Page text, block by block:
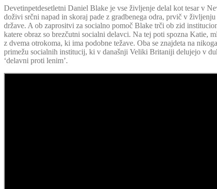
Devetinpetdesetletni Daniel Blake je vse življenje delal kot tesar v
doživi srčni napad in skoraj pade z gradbenega odra, prvič v
države. A ob zaprositvi za socialno pomoč Blake trči ob zid
katere obraz so brezčutni socialni delavci. Na tej poti spozna Katie,
z dvema otrokoma, ki ima podobne težave. Oba se znajdeta na
primežu socialnih institucij, ki v današnji Veliki Britaniji delujejo v
‘delavni proti lenim’.